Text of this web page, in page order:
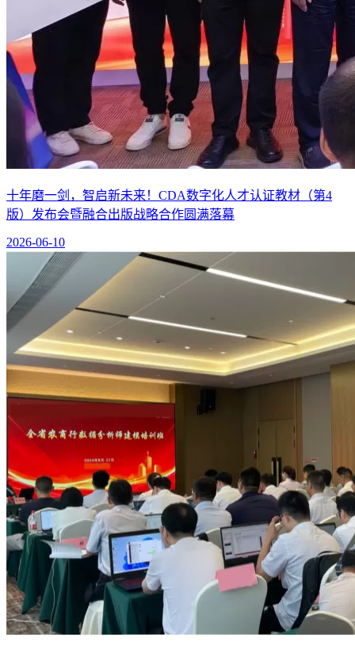
十年磨一剑，智启新未来！CDA数字化人才认证教材（第4
版）发布会暨融合出版战略合作圆满落幕
2026-06-10